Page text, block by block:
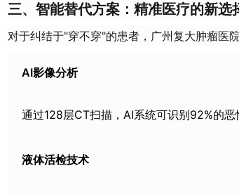
三、智能替代方案：精准医疗的新选
对于纠结于"穿不穿"的患者，广州复大肿瘤医
​AI影像分析​
通过128层CT扫描，AI系统可识别92%的
​液体活检技术​